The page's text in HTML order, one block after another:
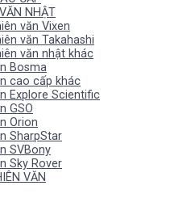
NHẬT
văn Vixen
văn Takahashi
văn nhật khác
Bosma
cao cấp khác
Explore Scientific
GSO
Orion
SharpStar
SVBony
Sky Rover
VĂN